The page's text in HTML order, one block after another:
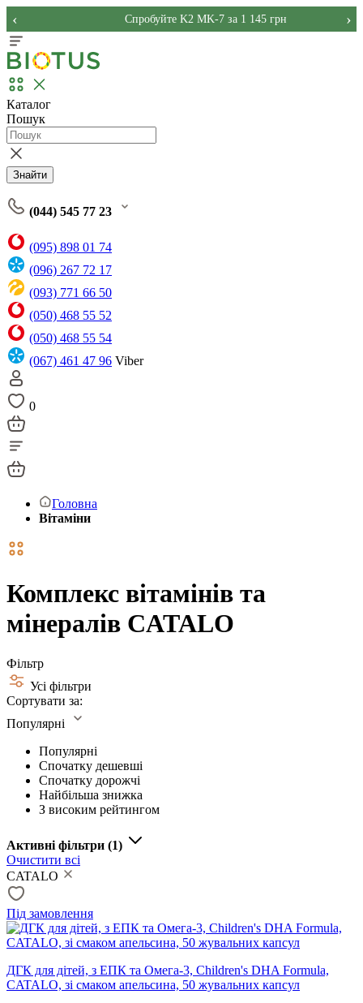
Спробуйте K2 MK-7 за 1 145 грн
‹ ›
Каталог
Пошук
Знайти
(044) 545 77 23
(095) 898 01 74
(096) 267 72 17
(093) 771 66 50
(050) 468 55 52
(050) 468 55 54
(067) 461 47 96 Viber
0
Головна
Вітаміни
Комплекс вітамінів та
мінералів CATALO
Фільтр
Усі фільтри
Сортувати за:
Популярні
Популярні
Спочатку дешевші
Спочатку дорожчі
Найбільша знижка
З високим рейтингом
Активні фільтри (1)
Очистити всі
CATALO
Під замовлення
ДГК для дітей, з ЕПК та Омега-3, Children's DHA Formula,
CATALO, зі смаком апельсина, 50 жувальних капсул